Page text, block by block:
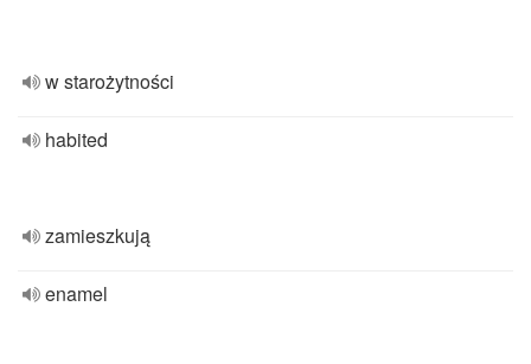
w starożytności
habited
zamieszkują
enamel